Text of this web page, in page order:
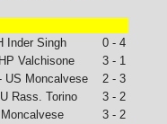
Inder Singh
0 - 4
Valchisone
3 - 1
US Moncalvese
2 - 3
Rass. Torino
3 - 2
3 - 2